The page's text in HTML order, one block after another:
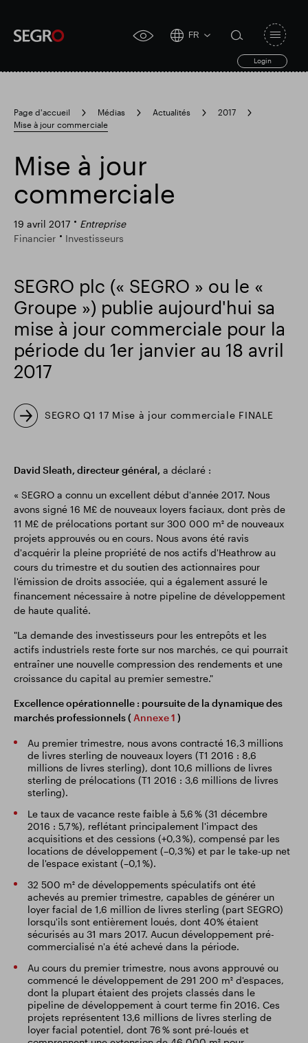
accessibility
FR
Login
search
form
Submit
search
Search
Recherche populaire
Résultats financiers Mise à jour commerciale
toggle
Page d'accueil Médias Actualités
2017
Mise à jour commerciale
Mise à jour
commerciale
19 avril 2017
Entreprise
Financier
Investisseurs
SEGRO plc (« SEGRO » ou le «
Groupe ») publie aujourd'hui sa
mise à jour commerciale pour la
période du 1er janvier au 18 avril
2017
SEGRO Q1 17 Mise à jour commerciale FINALE
David Sleath, directeur général, a déclaré :
« SEGRO a connu un excellent début d'année 2017. Nous
avons signé 16 M£ de nouveaux loyers faciaux, dont près de
11 M£ de prélocations portant sur 300 000 m² de nouveaux
projets approuvés ou en cours. Nous avons été ravis
d'acquérir la pleine propriété de nos actifs d'Heathrow au
cours du trimestre et du soutien des actionnaires pour
l'émission de droits associée, qui a également assuré le
financement nécessaire à notre pipeline de développement
de haute qualité.
"La demande des investisseurs pour les entrepôts et les
actifs industriels reste forte sur nos marchés, ce qui pourrait
entraîner une nouvelle compression des rendements et une
croissance du capital au premier semestre."
Excellence opérationnelle : poursuite de la dynamique des
marchés professionnels ( Annexe 1 )
Au premier trimestre, nous avons contracté 16,3 millions
de livres sterling de nouveaux loyers (T1 2016 : 8,6
millions de livres sterling), dont 10,6 millions de livres
sterling de prélocations (T1 2016 : 3,6 millions de livres
sterling).
Le taux de vacance reste faible à 5,6 % (31 décembre
2016 : 5,7 %), reflétant principalement l'impact des
acquisitions et des cessions (+0,3 %), compensé par les
locations de développement (–0,3 %) et par le take-up net
de l'espace existant (–0,1 %).
32 500 m² de développements spéculatifs ont été
achevés au premier trimestre, capables de générer un
loyer facial de 1,6 million de livres sterling (part SEGRO)
lorsqu'ils sont entièrement loués, dont 40% étaient
sécurisés au 31 mars 2017. Aucun développement pré-
commercialisé n'a été achevé dans la période.
Au cours du premier trimestre, nous avons approuvé ou
commencé le développement de 291 200 m² d'espaces,
dont la plupart étaient des projets classés dans le
pipeline de développement à court terme fin 2016. Ces
projets représentent 13,6 millions de livres sterling de
loyer facial potentiel, dont 76 % sont pré-loués et